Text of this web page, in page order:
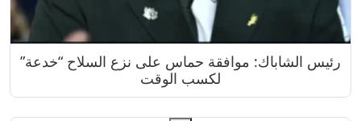
رئيس الشاباك: موافقة حماس على نزع السلاح “خدعة”
لكسب الوقت